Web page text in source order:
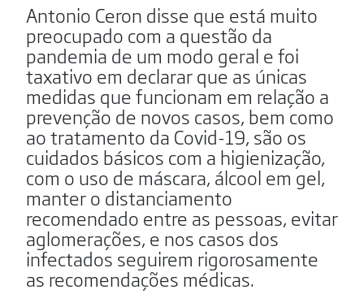
Antonio Ceron disse que está muito
preocupado com a questão da
pandemia de um modo geral e foi
taxativo em declarar que as únicas
medidas que funcionam em relação a
prevenção de novos casos, bem como
ao tratamento da Covid-19, são os
cuidados básicos com a higienização,
com o uso de máscara, álcool em gel,
manter o distanciamento
recomendado entre as pessoas, evitar
aglomerações, e nos casos dos
infectados seguirem rigorosamente
as recomendações médicas.